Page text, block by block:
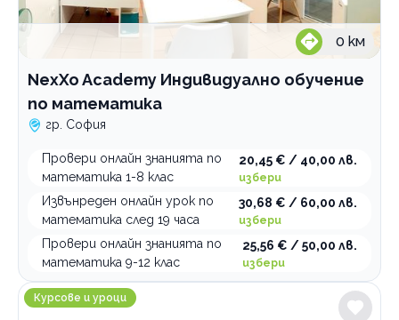
0 км
NexXo Academy Индивидуално обучение
по математика
гр. София
Провери онлайн знанията по
математика 1-8 клас
20,45 € / 40,00 лв.
избери
Извънреден онлайн урок по
математика след 19 часа
30,68 € / 60,00 лв.
избери
Провери онлайн знанията по
математика 9-12 клас
25,56 € / 50,00 лв.
избери
Учебен център Протагор
Курсове и уроци